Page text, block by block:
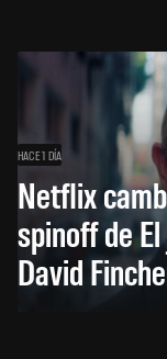
HACE 1 DÍA
Netflix
spinoff de
David